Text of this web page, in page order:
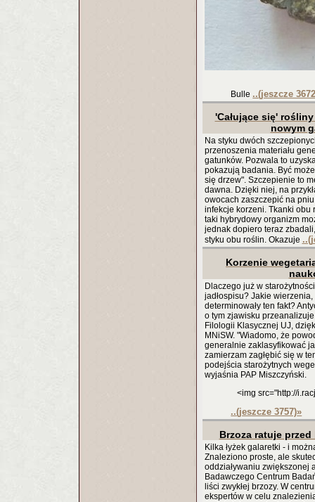
Bulle ..(jeszcze
'Całujące się'
nowym
Na styku dwóch
przenoszenia materiału
gatunków. Pozwala to
pokazują badania. Być
się drzew". Szczepienie to
dawna. Dzięki niej, na
owocach zaszczepić na
infekcje korzeni. Tkanki obu
taki hybrydowy organizm
jednak dopiero teraz
styku obu roślin. Okazuje
Korzenie
Dlaczego już w
jadłospisu? Jakie
determinowały ten fakt?
o tym zjawisku
Filologii Klasycznej UJ,
MNiSW. "Wiadomo, że
generalnie zaklasyfikować
zamierzam zagłębić się w
podejścia starożytnych
wyjaśnia PAP Miszczyński.
<img src="http://
..(jeszcze 3757)»
Brzoza ratuje
Kilka łyżek galaretki - i
Znaleziono proste, ale
oddziaływaniu zwiększonej
Badawczego Centrum
liści zwykłej brzozy. W
ekspertów w celu